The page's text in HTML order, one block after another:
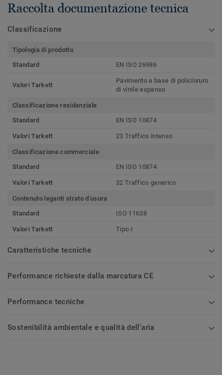
Raccolta documentazione tecnica
Classificazione
Tipologia di prodotto
Standard
EN ISO 26986
Valori Tarkett
Pavimento a base di policloruro
di vinile espanso
Classificazione residenziale
Standard
EN ISO 10874
Valori Tarkett 23 Traffico intenso
Classificazione commerciale
Standard
EN ISO 10874
Valori Tarkett 32 Traffico generico
Contenuto leganti strato d'usura
Standard
ISO 11638
Valori Tarkett Tipo I
Caratteristiche tecniche
Performance richieste dalla marcatura CE
Performance tecniche
Sostenibilità ambientale e qualità dell'aria